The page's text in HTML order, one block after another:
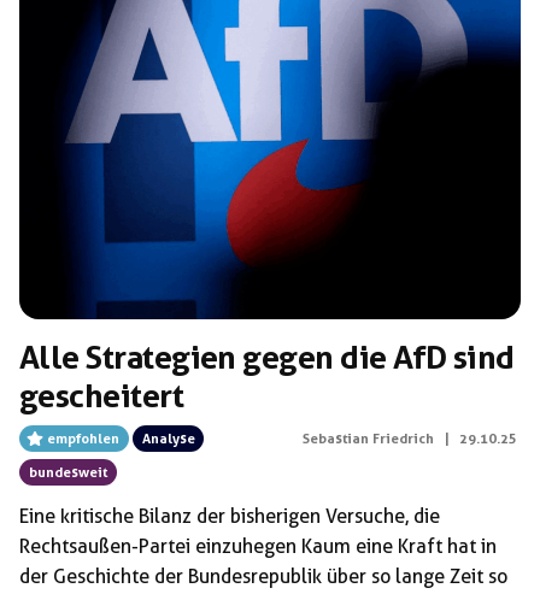
und Besucher sowie rund 70 Aussteller. […]
Alle Strategien gegen die AfD sind
gescheitert
empfohlen
Analyse
bundesweit
Sebastian Friedrich 29.10.25
Eine kritische Bilanz der bisherigen Versuche, die
Rechtsaußen-Partei einzuhegen Kaum eine Kraft hat in
der Geschichte der Bundesrepublik über so lange Zeit so